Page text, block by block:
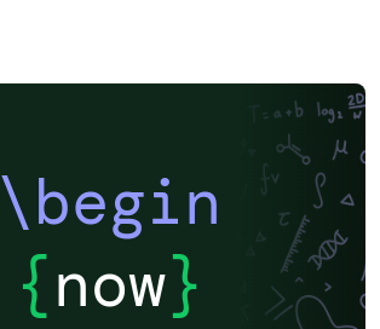
\begin
{now}